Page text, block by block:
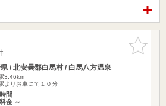
お気に入
りに追加
/ 北安曇郡白馬村 / 白馬八方温泉
3.46km
よりお車にて１０分
間
金 ～